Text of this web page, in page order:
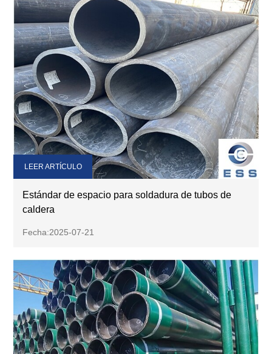
Estándar de espacio para soldadura de tubos de
caldera
Fecha:2025-07-21
LEER ARTÍCULO